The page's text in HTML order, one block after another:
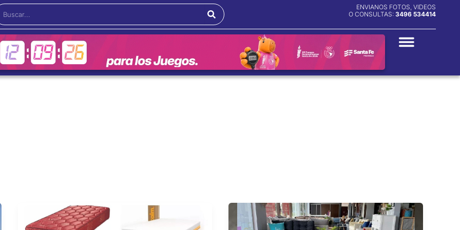
ENVIANOS FOTOS, VIDEOS
O CONSULTAS: 3496 534414